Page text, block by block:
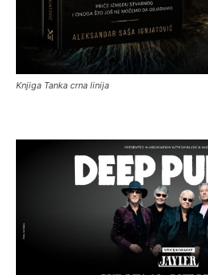
Knjiga Tanka crna linija